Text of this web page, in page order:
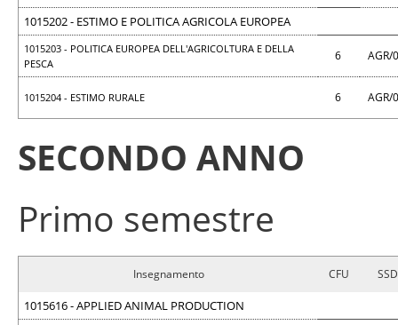
1015202 - ESTIMO E POLITICA AGRICOLA EUROPEA
1015203 - POLITICA EUROPEA DELL'AGRICOLTURA E DELLA
PESCA
6 AGR/
1015204 - ESTIMO RURALE 6 AGR/
SECONDO ANNO
Primo semestre
Insegnamento CFU SSD
1015616 - APPLIED ANIMAL PRODUCTION